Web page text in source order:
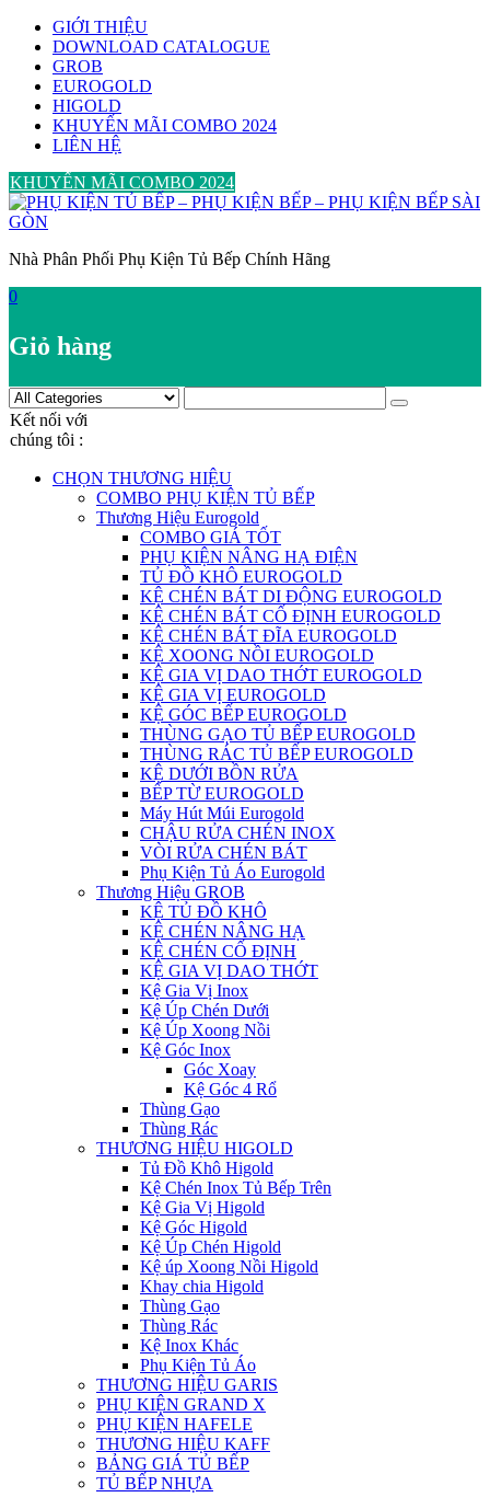
Skip
content
GIỚI THIỆU
DOWNLOAD CATALOGUE
GROB
EUROGOLD
HIGOLD
KHUYẾN MÃI COMBO 2024
LIÊN HỆ
KHUYẾN MÃI COMBO 2024
Nhà Phân Phối Phụ Kiện Tủ Bếp Chính Hãng
0
Giỏ hàng
Kết nối với
chúng tôi :
CHỌN THƯƠNG HIỆU
COMBO PHỤ KIỆN TỦ BẾP
Thương Hiệu Eurogold
COMBO GIÁ TỐT
PHỤ KIỆN NÂNG HẠ ĐIỆN
TỦ ĐỒ KHÔ EUROGOLD
KỆ CHÉN BÁT DI ĐỘNG EUROGOLD
KỆ CHÉN BÁT CỐ ĐỊNH EUROGOLD
KỆ CHÉN BÁT ĐĨA EUROGOLD
KỆ XOONG NỒI EUROGOLD
KỆ GIA VỊ DAO THỚT EUROGOLD
KỆ GIA VỊ EUROGOLD
KỆ GÓC BẾP EUROGOLD
THÙNG GẠO TỦ BẾP EUROGOLD
THÙNG RÁC TỦ BẾP EUROGOLD
KỆ DƯỚI BỒN RỬA
BẾP TỪ EUROGOLD
Máy Hút Múi Eurogold
CHẬU RỬA CHÉN INOX
VÒI RỬA CHÉN BÁT
Phụ Kiện Tủ Áo Eurogold
Thương Hiệu GROB
KỆ TỦ ĐỒ KHÔ
KỆ CHÉN NÂNG HẠ
KỆ CHÉN CỐ ĐỊNH
KỆ GIA VỊ DAO THỚT
Kệ Gia Vị Inox
Kệ Úp Chén Dưới
Kệ Úp Xoong Nồi
Kệ Góc Inox
Góc Xoay
Kệ Góc 4 Rổ
Thùng Gạo
Thùng Rác
THƯƠNG HIỆU HIGOLD
Tủ Đồ Khô Higold
Kệ Chén Inox Tủ Bếp Trên
Kệ Gia Vị Higold
Kệ Góc Higold
Kệ Úp Chén Higold
Kệ úp Xoong Nồi Higold
Khay chia Higold
Thùng Gạo
Thùng Rác
Kệ Inox Khác
Phụ Kiện Tủ Áo
THƯƠNG HIỆU GARIS
PHỤ KIỆN GRAND X
PHỤ KIỆN HAFELE
THƯƠNG HIỆU KAFF
BẢNG GIÁ TỦ BẾP
TỦ BẾP NHỰA